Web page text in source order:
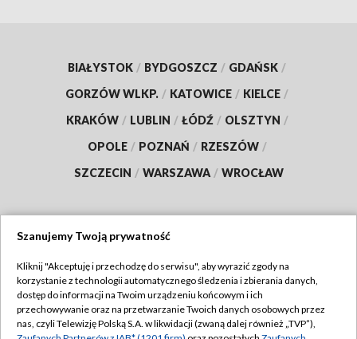
BIAŁYSTOK / BYDGOSZCZ / GDAŃSK /
GORZÓW WLKP. / KATOWICE / KIELCE /
KRAKÓW / LUBLIN / ŁÓDŹ / OLSZTYN /
OPOLE / POZNAŃ / RZESZÓW /
SZCZECIN / WARSZAWA / WROCŁAW
TVP
Abonament TVP
Emisja w TVP
Regulamin TVP
Szanujemy Twoją prywatność
Kliknij "Akceptuję i przechodzę do serwisu", aby wyrazić zgody na
korzystanie z technologii automatycznego śledzenia i zbierania danych,
dostęp do informacji na Twoim urządzeniu końcowym i ich
przechowywanie oraz na przetwarzanie Twoich danych osobowych przez
nas, czyli Telewizję Polską S.A. w likwidacji (zwaną dalej również „TVP”),